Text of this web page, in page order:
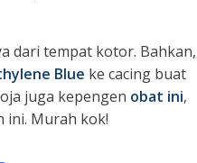
dari tempat kotor. Bahkan,
Blue ke cacing buat
juga kepengen obat ini,
ini. Murah kok!